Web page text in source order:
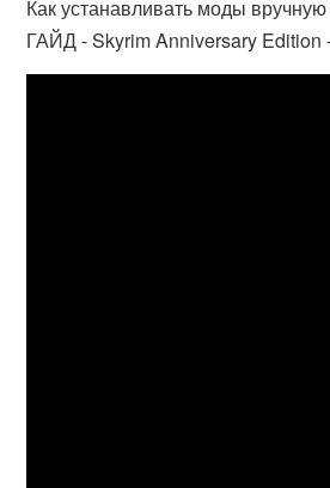
Как устанавливать моды
ГАЙД - Skyrim Anniversary Edition